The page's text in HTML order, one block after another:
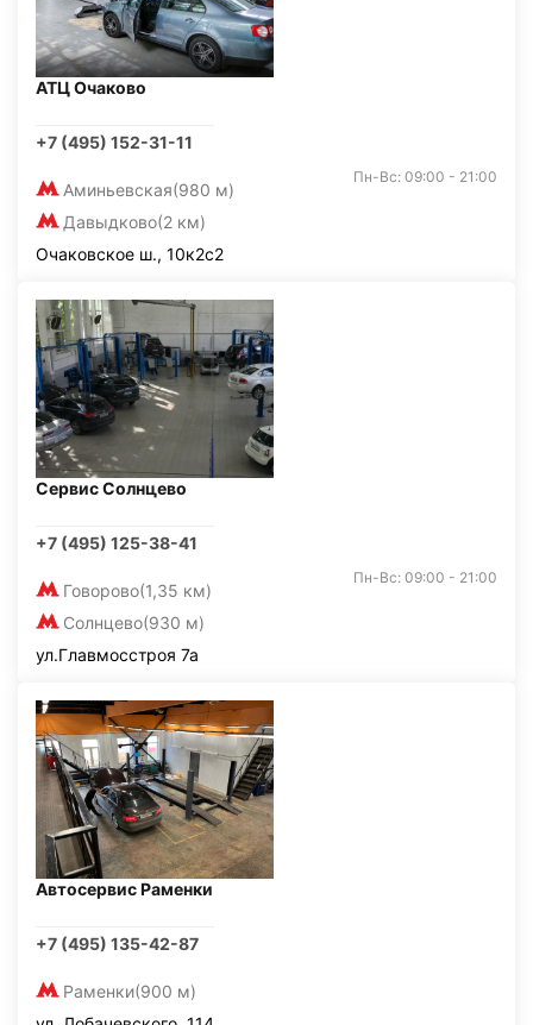
АТЦ Очаково
+7 (495) 152-31-11
Аминьевская(980 м)
Давыдково(2 км)
Пн-Вс: 09:00 - 21:00
Очаковское ш., 10к2с2
Сервис Солнцево
+7 (495) 125-38-41
Говорово(1,35 км)
Солнцево(930 м)
Пн-Вс: 09:00 - 21:00
ул.Главмосстроя 7а
Автосервис Раменки
+7 (495) 135-42-87
Раменки(900 м)